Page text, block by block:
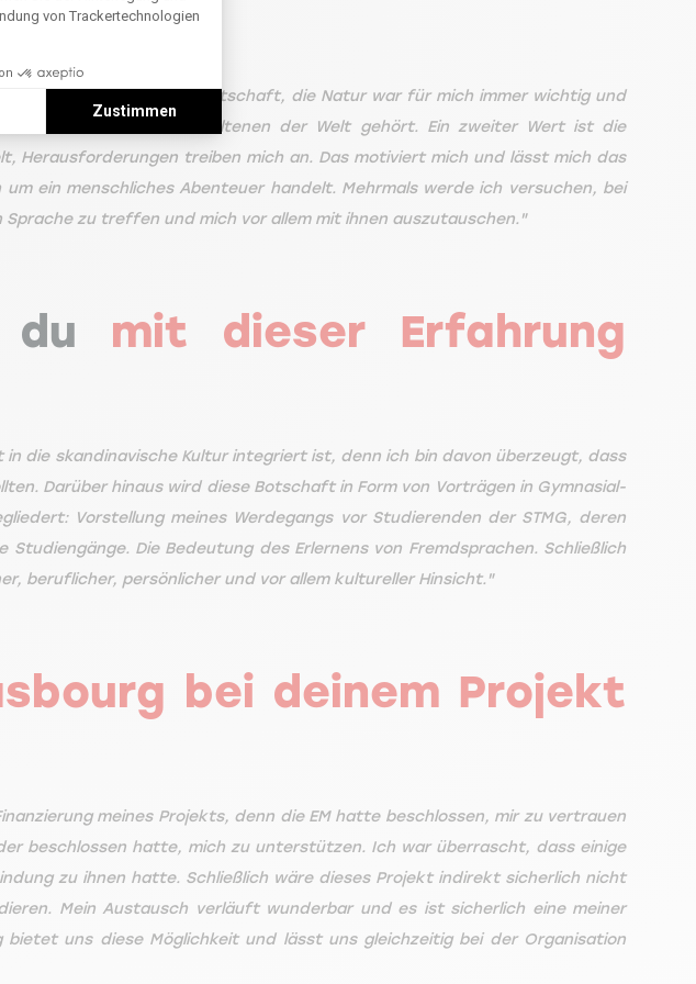
von Trackertechnologien
Zustimmen
komme aus der Landwirtschaft, die Natur war für mich immer wichtig und
zu den am besten erhaltenen der Welt gehört. Ein zweiter Wert ist die
Herausforderungen treiben mich an. Das motiviert mich und lässt mich das
ein menschliches Abenteuer handelt. Mehrmals werde ich versuchen, bei
zu treffen und mich vor allem mit ihnen auszutauschen."
du mit dieser Erfahrung
die skandinavische Kultur integriert ist, denn ich bin davon überzeugt, dass
Darüber hinaus wird diese Botschaft in Form von Vorträgen in Gymnasial-
Vorstellung meines Werdegangs vor Studierenden der STMG, deren
Die Bedeutung des Erlernens von Fremdsprachen. Schließlich
beruflicher, persönlicher und vor allem kultureller Hinsicht."
bei deinem Projekt
meines Projekts, denn die EM hatte beschlossen, mir zu vertrauen
beschlossen hatte, mich zu unterstützen. Ich war überrascht, dass einige
zu ihnen hatte. Schließlich wäre dieses Projekt indirekt sicherlich nicht
Mein Austausch verläuft wunderbar und es ist sicherlich eine meiner
uns diese Möglichkeit und lässt uns gleichzeitig bei der Organisation